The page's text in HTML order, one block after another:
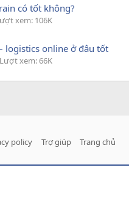
có tốt không?
xem: 106K
logistics online ở đâu tốt
Lượt xem: 66K
policy Trợ giúp Trang chủ